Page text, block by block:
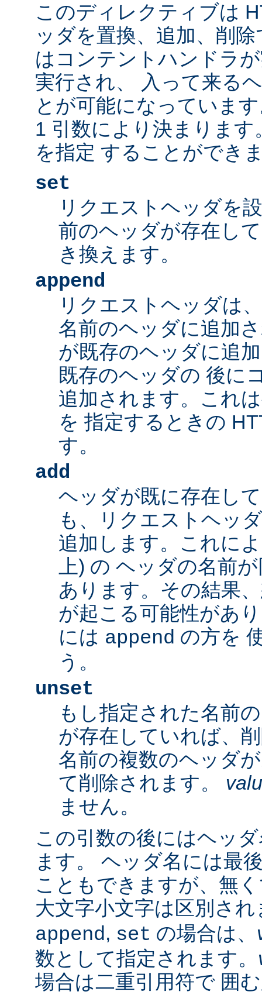
このディレクティブは
ッダを置換、追加、削
はコンテントハンドラ
実行され、 入って来る
とが可能になっていま
1 引数により決まりま
を指定 することができ
set
リクエストヘッダを
前のヘッダが存在し
き換えます。
append
リクエストヘッダは
名前のヘッダに追加
が既存のヘッダに追
既存のヘッダの 後に
追加されます。これ
を 指定するときの
す。
add
ヘッダが既に存在し
も、リクエストヘッ
追加します。これに
上) の ヘッダの名前
あります。その結果
が起こる可能性があ
には append の方を
う。
unset
もし指定された名前
が存在していれば、
名前の複数のヘッダ
て削除されます。
ません。
この引数の後にはヘッ
ます。 ヘッダ名には最
こともできますが、無
大文字小文字は区別さ
append, set の場合は、
数として指定されます。
場合は二重引用符で 囲